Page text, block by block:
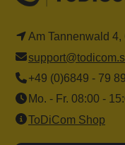
Am Tannenwald 4,
+49 (0)6849 - 79
Mo. - Fr. 08:00 -
ToDiCom Shop